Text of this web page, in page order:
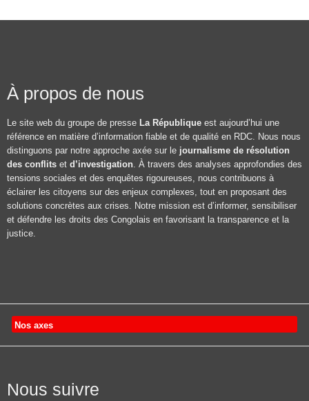
À propos de nous
Le site web du groupe de presse La République est aujourd’hui une
référence en matière d’information fiable et de qualité en RDC. Nous nous
distinguons par notre approche axée sur le journalisme de résolution
des conflits et d’investigation . À travers des analyses approfondies des
tensions sociales et des enquêtes rigoureuses, nous contribuons à
éclairer les citoyens sur des enjeux complexes, tout en proposant des
solutions concrètes aux crises. Notre mission est d’informer, sensibiliser
et défendre les droits des Congolais en favorisant la transparence et la
justice.
Nos axes
Nous suivre